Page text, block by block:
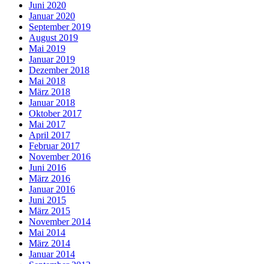
Juni 2020
Januar 2020
September 2019
August 2019
Mai 2019
Januar 2019
Dezember 2018
Mai 2018
März 2018
Januar 2018
Oktober 2017
Mai 2017
April 2017
Februar 2017
November 2016
Juni 2016
März 2016
Januar 2016
Juni 2015
März 2015
November 2014
Mai 2014
März 2014
Januar 2014